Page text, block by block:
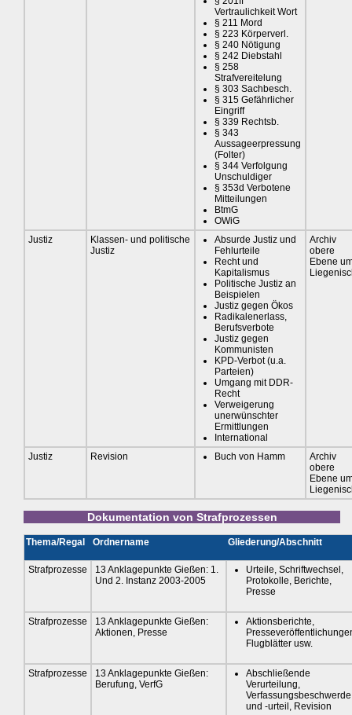
Vertraulichkeit Wort
§ 211 Mord
§ 223 Körperverl.
§ 240 Nötigung
§ 242 Diebstahl
§ 258
Strafvereitelung
§ 303 Sachbesch.
§ 315 Gefährlicher
Eingriff
§ 339 Rechtsb.
§ 343
Aussageerpressung
(Folter)
§ 344 Verfolgung
Unschuldiger
§ 353d Verbotene
Mitteilungen
BtmG
OWiG
Justiz
Klassen- und politische
Justiz
Absurde Justiz und
Fehlurteile
Recht und
Kapitalismus
Politische Justiz an
Beispielen
Justiz gegen Ökos
Radikalenerlass,
Berufsverbote
Justiz gegen
Kommunisten
KPD-Verbot (u.a.
Parteien)
Umgang mit DDR-
Recht
Verweigerung
unerwünschter
Ermittlungen
International
Archiv
obere
Ebene
Justiz Revision Buch von Hamm
Archiv
obere
Ebene
Dokumentation von Strafprozessen
Thema/Regal Ordnername Gliederung/Abschnitt
Strafprozesse
13 Anklagepunkte Gießen: 1.
Und 2. Instanz 2003-2005
Urteile, Schriftwechsel,
Protokolle, Berichte,
Presse
Strafprozesse
13 Anklagepunkte Gießen:
Aktionen, Presse
Aktionsberichte,
Flugblätter usw.
Strafprozesse
13 Anklagepunkte Gießen:
Berufung, VerfG
Abschließende
Verurteilung,
Verfassungsbeschwerde
und -urteil, Revision